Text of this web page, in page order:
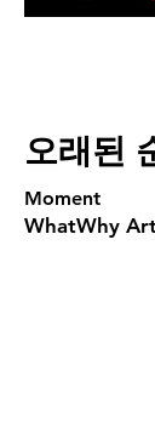
오래된
Moment
WhatWhy